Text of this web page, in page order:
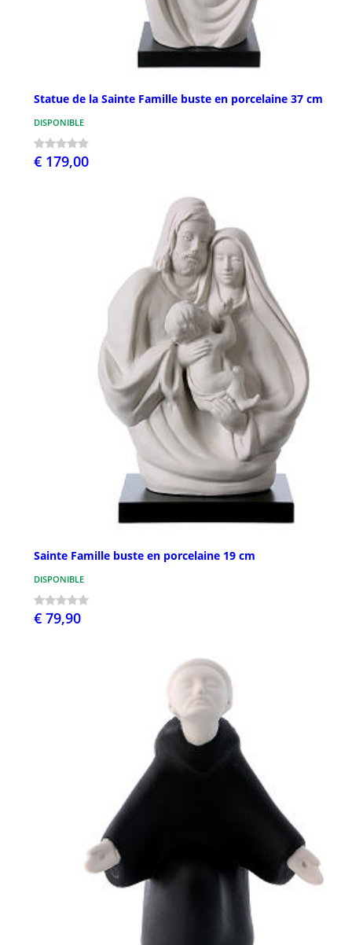
Statue de la Sainte Famille buste en porcelaine 37 cm
DISPONIBLE
€ 179,00
Sainte Famille buste en porcelaine 19 cm
DISPONIBLE
€ 79,90